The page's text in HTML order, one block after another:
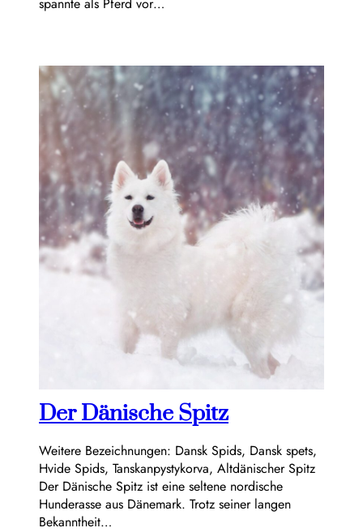
Der Dänische Spitz
Weitere Bezeichnungen: Dansk Spids, Dansk spets,
Hvide Spids, Tanskanpystykorva, Altdänischer Spitz
Der Dänische Spitz ist eine seltene nordische
Hunderasse aus Dänemark. Trotz seiner langen
Bekanntheit…